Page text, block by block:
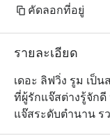
คัดลอกที่อยู่
รายละเอียด
เดอะ ลิฟวิ่ง รูม เป็
ที่ผู้รักแจ๊สต่างรู้จัก
แจ๊สระดับตำนาน ร
เปลี่ยนหมุนเวียนกั